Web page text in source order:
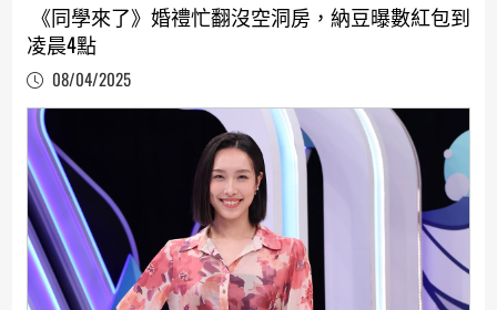
《同學來了》婚禮忙翻沒空洞房，納豆曝數紅包到
凌晨4點
08/04/2025